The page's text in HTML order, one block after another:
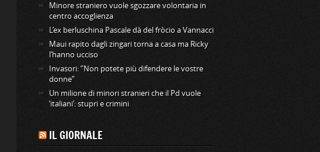
Minore straniero vuole sgozzare volontaria in
centro accoglienza
L’ex berluschina Pascale dà del fròcio a Vannacci
Maui rapito dagli zingari torna a casa ma Ricky
l’hanno ucciso
Invasori: ”Non potete più difendere le vostre
donne”
Un milione di minori stranieri che il Pd vuole
‘italiani’: stupri e crimini
IL GIORNALE